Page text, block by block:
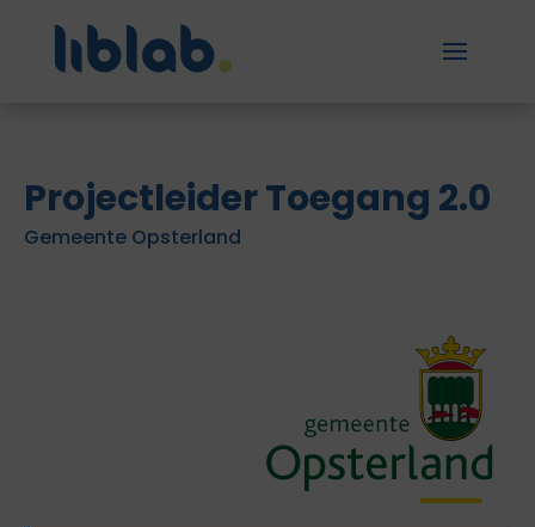
Projectleider Toegang 2.0
Gemeente Opsterland